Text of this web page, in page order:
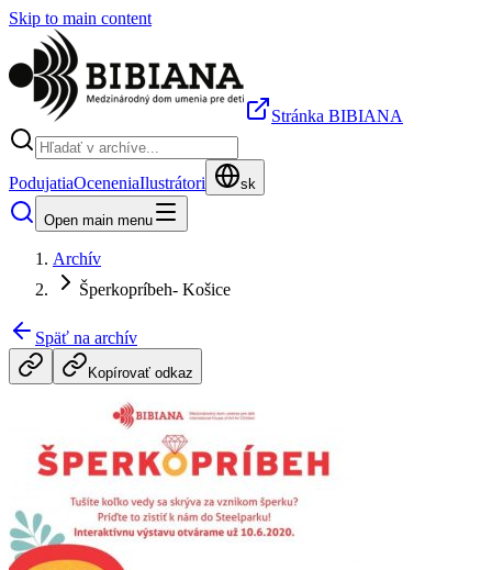
Skip to main content
Stránka BIBIANA
PodujatiaOceneniaIlustrátori sk
Open main menu
Archív
Šperkopríbeh- Košice
Späť na archív
Kopírovať odkaz